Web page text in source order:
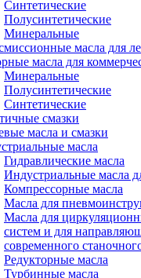
Синтетические
Полусинтетические
Минеральные
масла для
масла для
Минеральные
Полусинтетические
Синтетические
смазки
масла и смазки
масла
Гидравлические масла
Индустриальные масла
Компрессорные масла
Масла для
Масла для
систем и для
современного
Редукторные масла
Турбинные масла